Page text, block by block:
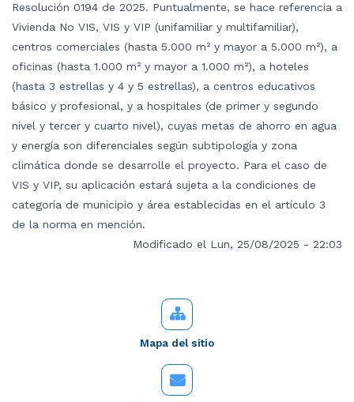
Resolución 0194 de 2025. Puntualmente, se hace referencia a
Vivienda No VIS, VIS y VIP (unifamiliar y multifamiliar),
centros comerciales (hasta 5.000 m² y mayor a 5.000 m²), a
oficinas (hasta 1.000 m² y mayor a 1.000 m²), a hoteles
(hasta 3 estrellas y 4 y 5 estrellas), a centros educativos
básico y profesional, y a hospitales (de primer y segundo
nivel y tercer y cuarto nivel), cuyas metas de ahorro en agua
y energía son diferenciales según subtipología y zona
climática donde se desarrolle el proyecto. Para el caso de
VIS y VIP, su aplicación estará sujeta a la condiciones de
categoría de municipio y área establecidas en el artículo 3
de la norma en mención.
Modificado el Lun, 25/08/2025 - 22:03
Mapa del sitio